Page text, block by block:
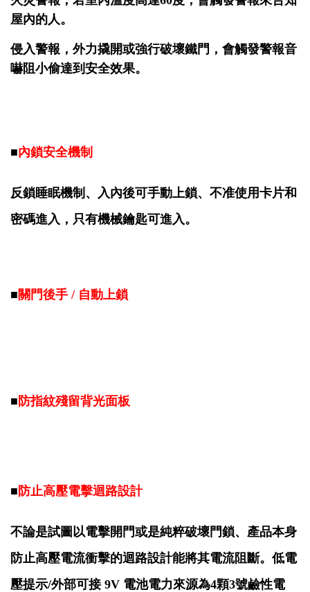
屋內的人。
侵入警報，外力撬開或強行破壞鐵門，會觸發警報音
嚇阻小偷達到安全效果。
■內鎖安全機制
反鎖睡眠機制、入內後可手動上鎖、不准使用卡片和
密碼進入，只有機械鑰匙可進入。
■關門後手 / 自動上鎖
■ 防指紋殘留背光面板
■ 防止高壓電擊迴路設計
不論是試圖以電擊開門或是純粹破壞門鎖、產品本身
防止高壓電流衝擊的迴路設計能將其電流阻斷。 低電
壓提示/外部可接 9V 電池電力來源為4顆3號鹼性電